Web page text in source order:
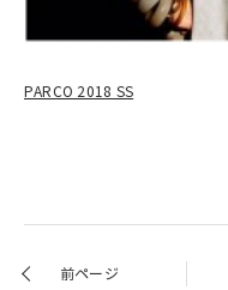
PARCO 2018 SS
前ページ